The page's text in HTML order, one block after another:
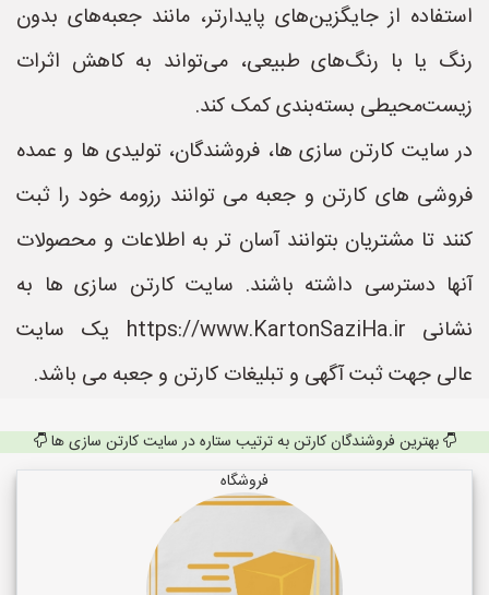
استفاده از جایگزین‌های پایدارتر، مانند جعبه‌های بدون
رنگ یا با رنگ‌های طبیعی، می‌تواند به کاهش اثرات
زیست‌محیطی بسته‌بندی کمک کند.
در سایت کارتن سازی ها، فروشندگان، تولیدی ها و عمده
فروشی های کارتن و جعبه می توانند رزومه خود را ثبت
کنند تا مشتریان بتوانند آسان تر به اطلاعات و محصولات
آنها دسترسی داشته باشند. سایت کارتن سازی ها به
نشانی https://www.KartonSaziHa.ir یک سایت
عالی جهت ثبت آگهی و تبلیغات کارتن و جعبه می باشد.
بهترین فروشندگان کارتن به ترتیب ستاره در سایت کارتن سازی ها
فروشگاه